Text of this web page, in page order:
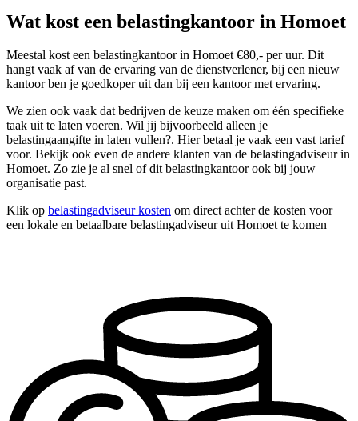
Wat kost een belastingkantoor in Homoet
Meestal kost een belastingkantoor in Homoet €80,- per uur. Dit
hangt vaak af van de ervaring van de dienstverlener, bij een nieuw
kantoor ben je goedkoper uit dan bij een kantoor met ervaring.
We zien ook vaak dat bedrijven de keuze maken om één specifieke
taak uit te laten voeren. Wil jij bijvoorbeeld alleen je
belastingaangifte in laten vullen?. Hier betaal je vaak een vast tarief
voor. Bekijk ook even de andere klanten van de belastingadviseur in
Homoet. Zo zie je al snel of dit belastingkantoor ook bij jouw
organisatie past.
Klik op belastingadviseur kosten om direct achter de kosten voor
een lokale en betaalbare belastingadviseur uit Homoet te komen